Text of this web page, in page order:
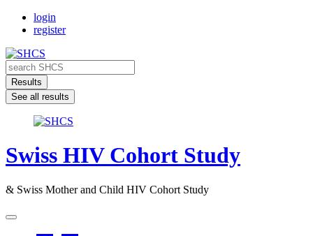
Skip
login
register
Search
...Results
See all results
Swiss HIV Cohort Study
& Swiss Mother and Child HIV Cohort Study